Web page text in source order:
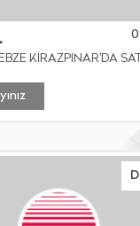
KİRAZPINAR'DA